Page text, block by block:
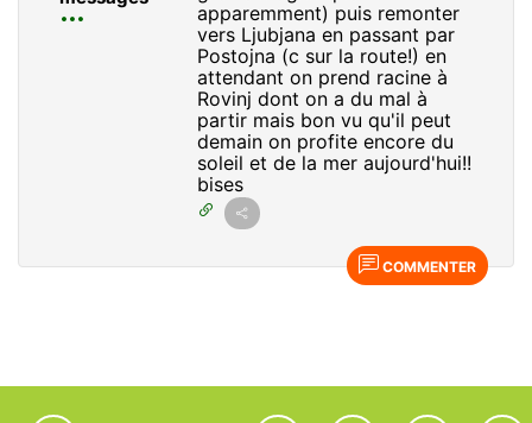
apparemment) puis remonter
vers Ljubjana en passant par
Postojna (c sur la route!) en
attendant on prend racine à
Rovinj dont on a du mal à
partir mais bon vu qu'il peut
demain on profite encore du
soleil et de la mer aujourd'hui!!
bises
COMMENTER